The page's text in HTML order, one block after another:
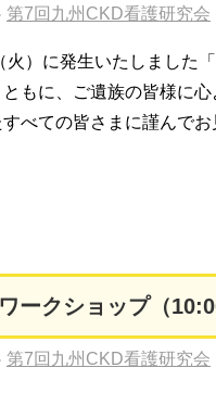
第7回九州CKD看護研究会
火）に発生いたしました
もに、ご遺族の皆様に
すべての皆さまに謹んで
ークショップ（
第7回九州CKD看護研究会